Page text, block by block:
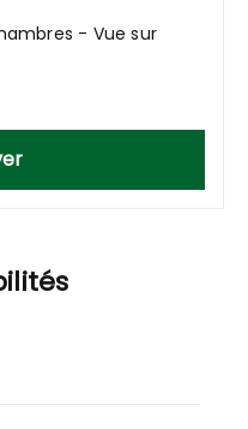
- Vue sur